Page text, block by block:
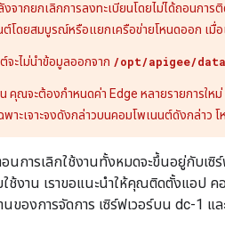
ากยกเลิกการลงทะเบียนโดยไม่ได้ถอนกา
โดยสมบูรณ์หรือแยกเครือข่ายโหนดออก เมื่อ
ะไม่นำข้อมูลออกจาก /opt/apigee/data
น คุณจะต้องกำหนดค่า Edge หลายรายการใ
าะเจาะจงดังกล่าวบนคอมโพเนนต์ดังกล่าว โ
อนการเลิกใช้งานทั้งหมดจะขึ้นอยู่กับเซิ
ใช้งาน เราขอแนะนำให้คุณติดตั้งแอป
ของการจัดการ เซิร์ฟเวอร์บน dc-1 แ